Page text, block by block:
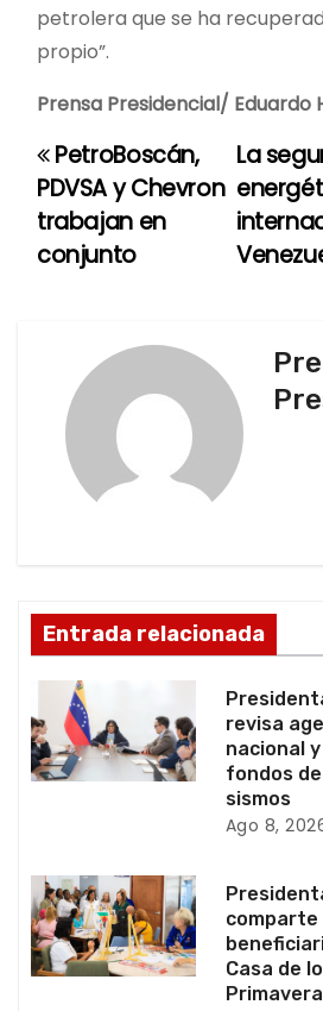
petrolera que se ha
propio”.
Prensa Presidencial/ Eduardo
N
a
v
n
d
e
e
t
r
a
La
PetroBoscán,
PDVSA y Chevron
trabajan en
conjunto
Entrada relacionada
revisa
nacional
fondos
sismos
Ago 8,
comparte
Casa de